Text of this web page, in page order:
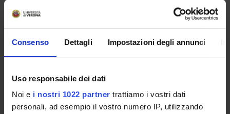
Consenso Dettagli Impostazioni degli annunci
Uso responsabile dei dati
Noi e i nostri 1022 partner trattiamo i vostri dati
personali, ad esempio il vostro numero IP, utilizzando
AREE DI RICERCA COINVOLTE DAL PROGETTO
Economia comportamentale e sperimentale
Design of Experiments
Metodi quantitativi per l’economia
Financial Economics